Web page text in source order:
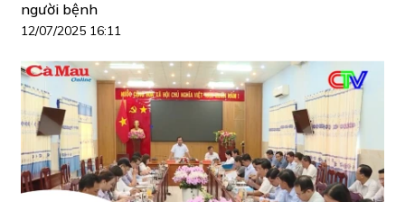
người bệnh
12/07/2025 16:11